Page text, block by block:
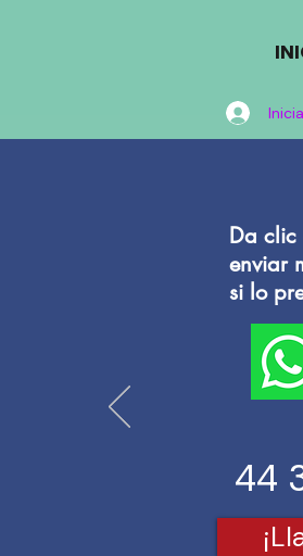
Da clic
enviar
si lo
44